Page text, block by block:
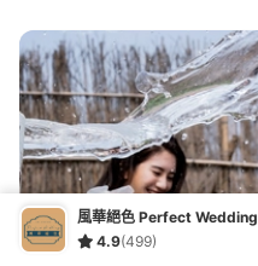
風華絕色 Perfect Wedding
4.9(499)